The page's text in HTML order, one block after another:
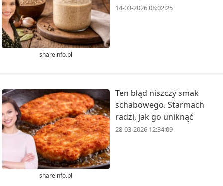
shareinfo.pl
14-03-2026 08:02:25
shareinfo.pl
Ten błąd niszczy smak
schabowego. Starmach
radzi, jak go uniknąć
28-03-2026 12:34:09